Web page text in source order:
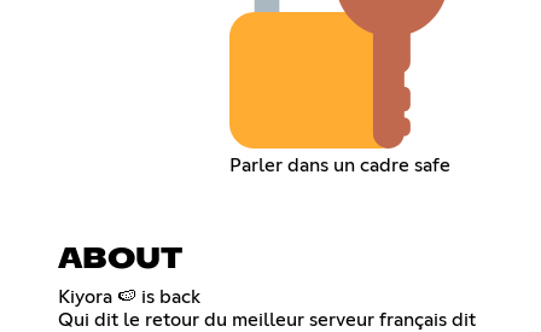
Parler dans un cadre safe
ABOUT
Kiyora 🍉 is back
Qui dit le retour du meilleur serveur français dit